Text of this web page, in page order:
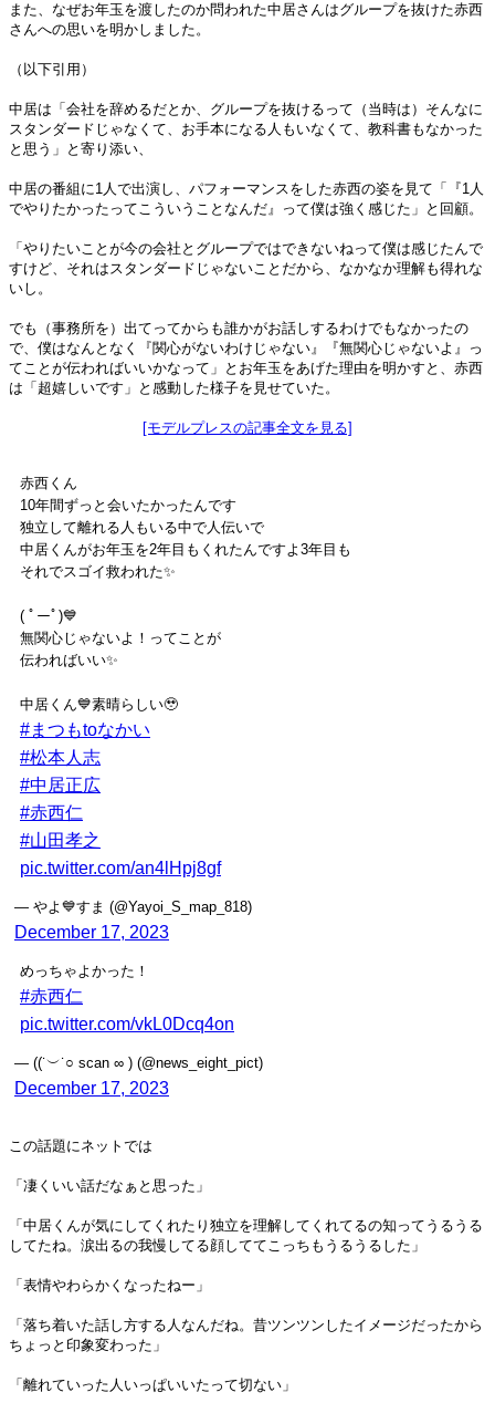
また、なぜお年玉を渡したのか問われた中居さんはグループを抜けた赤西
さんへの思いを明かしました。
（以下引用）
中居は「会社を辞めるだとか、グループを抜けるって（当時は）そんなに
スタンダードじゃなくて、お手本になる人もいなくて、教科書もなかった
と思う」と寄り添い、
中居の番組に1人で出演し、パフォーマンスをした赤西の姿を見て「『1人
でやりたかったってこういうことなんだ』って僕は強く感じた」と回顧。
「やりたいことが今の会社とグループではできないねって僕は感じたんで
すけど、それはスタンダードじゃないことだから、なかなか理解も得れな
いし。
でも（事務所を）出てってからも誰かがお話しするわけでもなかったの
で、僕はなんとなく『関心がないわけじゃない』『無関心じゃないよ』っ
てことが伝わればいいかなって」とお年玉をあげた理由を明かすと、赤西
は「超嬉しいです」と感動した様子を見せていた。
[モデルプレスの記事全文を見る]
赤西くん
10年間ずっと会いたかったんです
独立して離れる人もいる中で人伝いで
中居くんがお年玉を2年目もくれたんですよ3年目も
それでスゴイ救われた✨
( ﾟーﾟ)💙
無関心じゃないよ！ってことが
伝わればいい✨
中居くん💙素晴らしい🥹
#まつもtoなかい
#松本人志
#中居正広
#赤西仁
#山田孝之
pic.twitter.com/an4lHpj8gf
— やよ💙すま (@Yayoi_S_map_818)
December 17, 2023
めっちゃよかった！
#赤西仁
pic.twitter.com/vkL0Dcq4on
— ((˙︶˙○ scan ∞ ) (@news_eight_pict)
December 17, 2023
この話題にネットでは
「凄くいい話だなぁと思った」
「中居くんが気にしてくれたり独立を理解してくれてるの知ってうるうる
してたね。涙出るの我慢してる顔しててこっちもうるうるした」
「表情やわらかくなったねー」
「落ち着いた話し方する人なんだね。昔ツンツンしたイメージだったから
ちょっと印象変わった」
「離れていった人いっぱいいたって切ない」